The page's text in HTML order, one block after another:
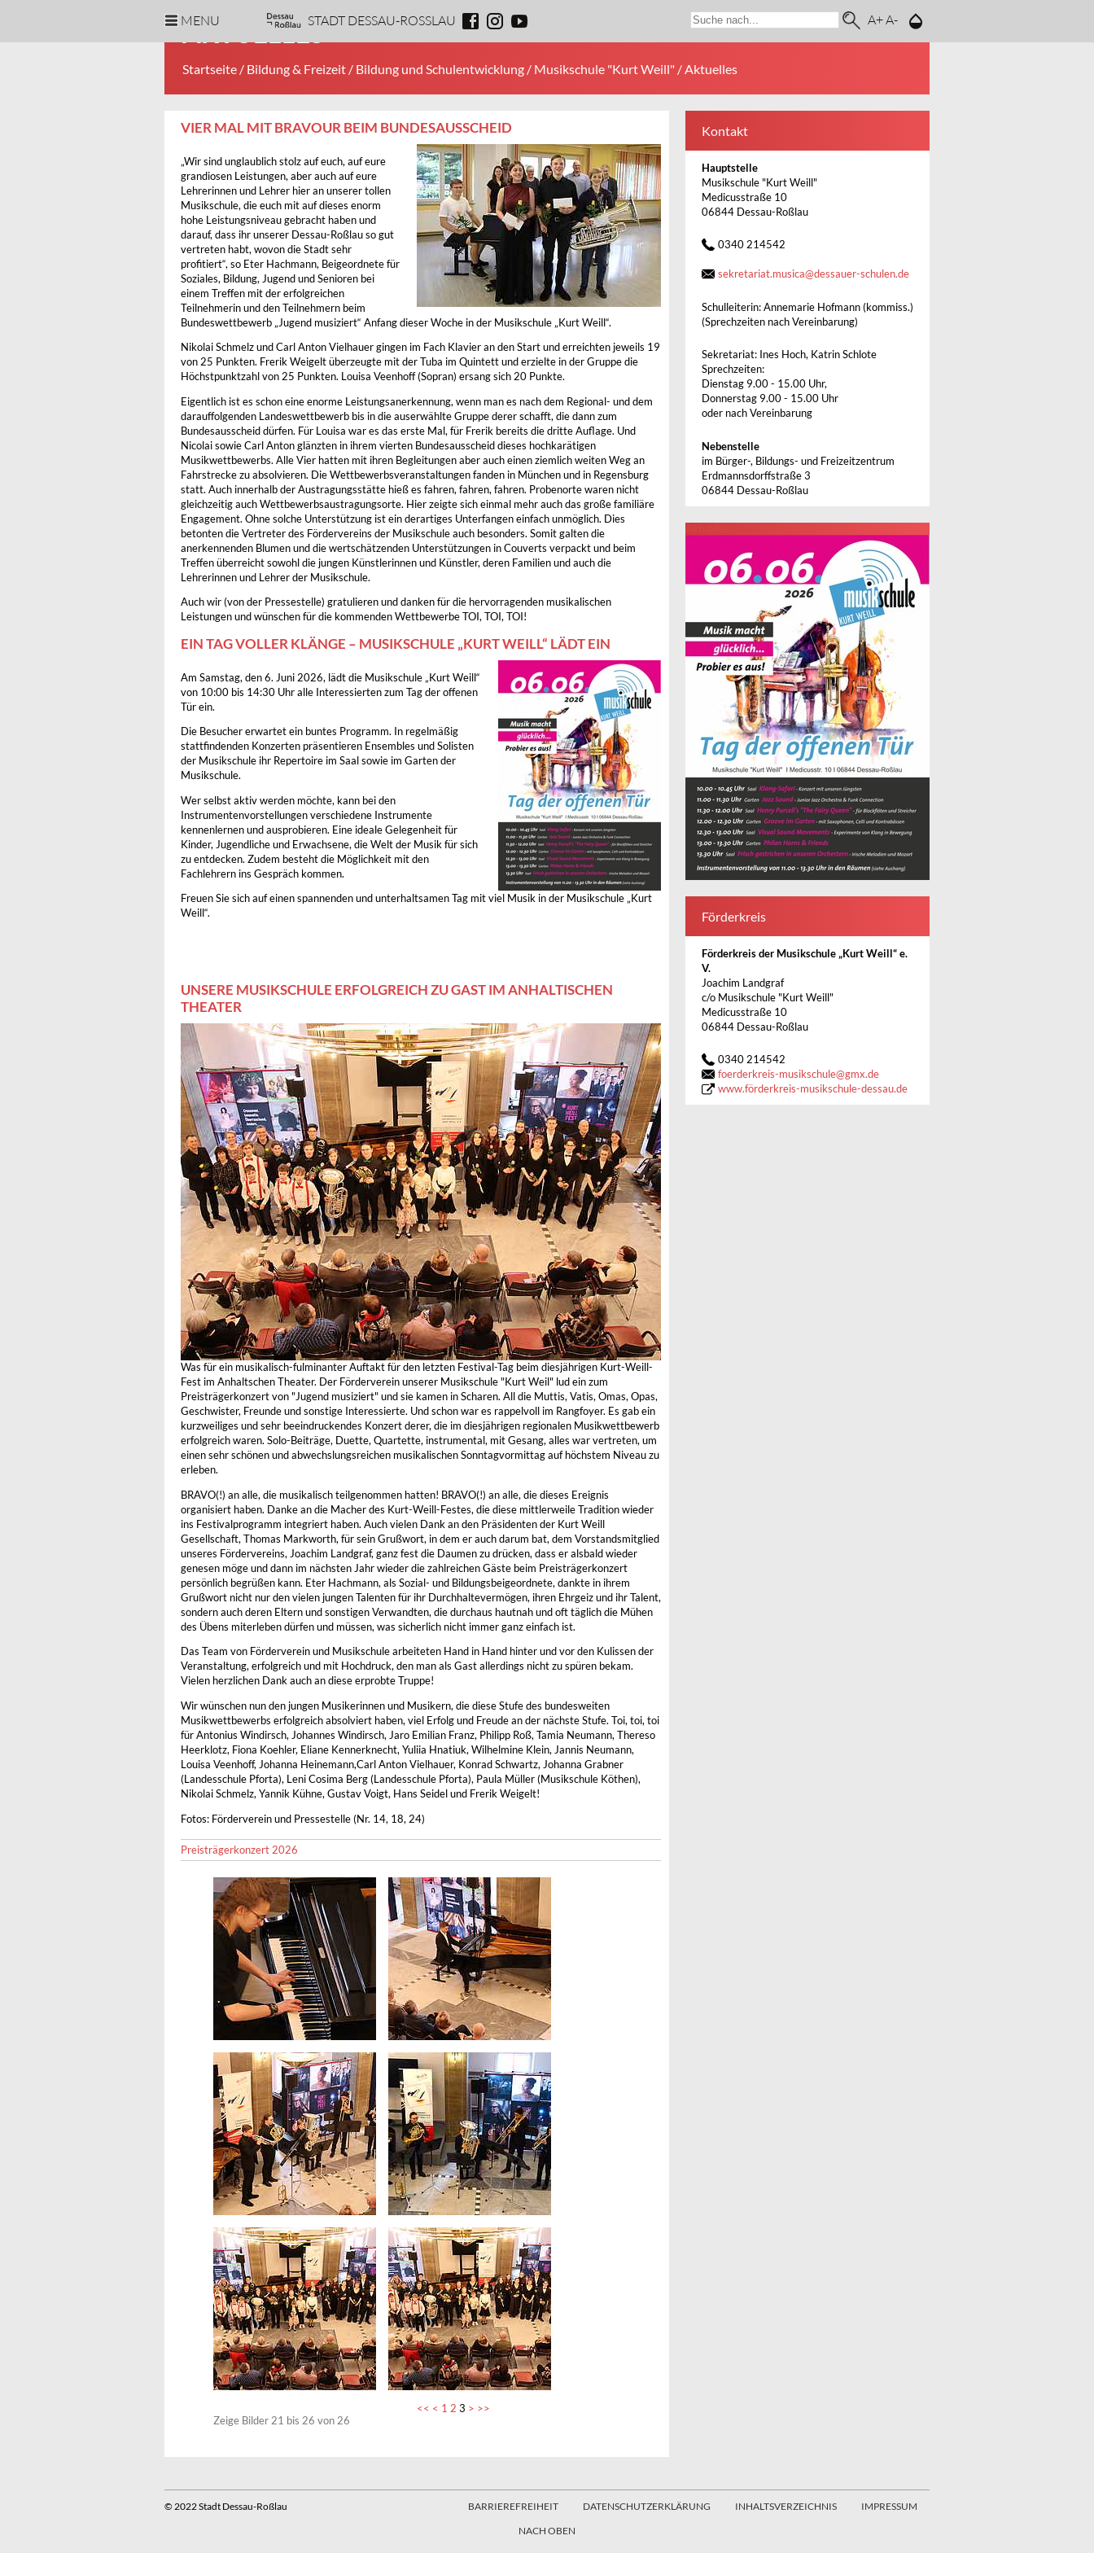
MENU STADT DESSAU-ROSSLAU A+A-
AKTUELLES
Startseite / Bildung & Freizeit / Bildung und Schulentwicklung / Musikschule "Kurt Weill" / Aktuelles
VIER MAL MIT BRAVOUR BEIM BUNDESAUSSCHEID
„Wir sind unglaublich stolz auf euch, auf eure
grandiosen Leistungen, aber auch auf eure
Lehrerinnen und Lehrer hier an unserer tollen
Musikschule, die euch mit auf dieses enorm
hohe Leistungsniveau gebracht haben und
darauf, dass ihr unserer Dessau-Roßlau so gut
vertreten habt, wovon die Stadt sehr
profitiert“, so Eter Hachmann, Beigeordnete für
Soziales, Bildung, Jugend und Senioren bei
einem Treffen mit der erfolgreichen
Teilnehmerin und den Teilnehmern beim
Bundeswettbewerb „Jugend musiziert“ Anfang dieser Woche in der Musikschule „Kurt Weill“.
Nikolai Schmelz und Carl Anton Vielhauer gingen im Fach Klavier an den Start und erreichten jeweils 19
von 25 Punkten. Frerik Weigelt überzeugte mit der Tuba im Quintett und erzielte in der Gruppe die
Höchstpunktzahl von 25 Punkten. Louisa Veenhoff (Sopran) ersang sich 20 Punkte.
Eigentlich ist es schon eine enorme Leistungsanerkennung, wenn man es nach dem Regional- und dem
darauffolgenden Landeswettbewerb bis in die auserwählte Gruppe derer schafft, die dann zum
Bundesausscheid dürfen. Für Louisa war es das erste Mal, für Frerik bereits die dritte Auflage. Und
Nicolai sowie Carl Anton glänzten in ihrem vierten Bundesausscheid dieses hochkarätigen
Musikwettbewerbs. Alle Vier hatten mit ihren Begleitungen aber auch einen ziemlich weiten Weg an
Fahrstrecke zu absolvieren. Die Wettbewerbsveranstaltungen fanden in München und in Regensburg
statt. Auch innerhalb der Austragungsstätte hieß es fahren, fahren, fahren. Probenorte waren nicht
gleichzeitig auch Wettbewerbsaustragungsorte. Hier zeigte sich einmal mehr auch das große familiäre
Engagement. Ohne solche Unterstützung ist ein derartiges Unterfangen einfach unmöglich. Dies
betonten die Vertreter des Fördervereins der Musikschule auch besonders. Somit galten die
anerkennenden Blumen und die wertschätzenden Unterstützungen in Couverts verpackt und beim
Treffen überreicht sowohl die jungen Künstlerinnen und Künstler, deren Familien und auch die
Lehrerinnen und Lehrer der Musikschule.
Auch wir (von der Pressestelle) gratulieren und danken für die hervorragenden musikalischen
Leistungen und wünschen für die kommenden Wettbewerbe TOI, TOI, TOI!
EIN TAG VOLLER KLÄNGE – MUSIKSCHULE „KURT WEILL“ LÄDT EIN
Am Samstag, den 6. Juni 2026, lädt die Musikschule „Kurt Weill“
von 10:00 bis 14:30 Uhr alle Interessierten zum Tag der offenen
Tür ein.
Die Besucher erwartet ein buntes Programm. In regelmäßig
stattfindenden Konzerten präsentieren Ensembles und Solisten
der Musikschule ihr Repertoire im Saal sowie im Garten der
Musikschule.
Wer selbst aktiv werden möchte, kann bei den
Instrumentenvorstellungen verschiedene Instrumente
kennenlernen und ausprobieren. Eine ideale Gelegenheit für
Kinder, Jugendliche und Erwachsene, die Welt der Musik für sich
zu entdecken. Zudem besteht die Möglichkeit mit den
Fachlehrern ins Gespräch kommen.
Freuen Sie sich auf einen spannenden und unterhaltsamen Tag mit viel Musik in der Musikschule „Kurt
Weill“.
UNSERE MUSIKSCHULE ERFOLGREICH ZU GAST IM ANHALTISCHEN
THEATER
Was für ein musikalisch-fulminanter Auftakt für den letzten Festival-Tag beim diesjährigen Kurt-Weill-
Fest im Anhaltschen Theater. Der Förderverein unserer Musikschule "Kurt Weil" lud ein zum
Preisträgerkonzert von "Jugend musiziert" und sie kamen in Scharen. All die Muttis, Vatis, Omas, Opas,
Geschwister, Freunde und sonstige Interessierte. Und schon war es rappelvoll im Rangfoyer. Es gab ein
kurzweiliges und sehr beeindruckendes Konzert derer, die im diesjährigen regionalen Musikwettbewerb
erfolgreich waren. Solo-Beiträge, Duette, Quartette, instrumental, mit Gesang, alles war vertreten, um
einen sehr schönen und abwechslungsreichen musikalischen Sonntagvormittag auf höchstem Niveau zu
erleben.
BRAVO(!) an alle, die musikalisch teilgenommen hatten! BRAVO(!) an alle, die dieses Ereignis
organisiert haben. Danke an die Macher des Kurt-Weill-Festes, die diese mittlerweile Tradition wieder
ins Festivalprogramm integriert haben. Auch vielen Dank an den Präsidenten der Kurt Weill
Gesellschaft, Thomas Markworth, für sein Grußwort, in dem er auch darum bat, dem Vorstandsmitglied
unseres Fördervereins, Joachim Landgraf, ganz fest die Daumen zu drücken, dass er alsbald wieder
genesen möge und dann im nächsten Jahr wieder die zahlreichen Gäste beim Preisträgerkonzert
persönlich begrüßen kann. Eter Hachmann, als Sozial- und Bildungsbeigeordnete, dankte in ihrem
Grußwort nicht nur den vielen jungen Talenten für ihr Durchhaltevermögen, ihren Ehrgeiz und ihr Talent,
sondern auch deren Eltern und sonstigen Verwandten, die durchaus hautnah und oft täglich die Mühen
des Übens miterleben dürfen und müssen, was sicherlich nicht immer ganz einfach ist.
Das Team von Förderverein und Musikschule arbeiteten Hand in Hand hinter und vor den Kulissen der
Veranstaltung, erfolgreich und mit Hochdruck, den man als Gast allerdings nicht zu spüren bekam.
Vielen herzlichen Dank auch an diese erprobte Truppe!
Wir wünschen nun den jungen Musikerinnen und Musikern, die diese Stufe des bundesweiten
Musikwettbewerbs erfolgreich absolviert haben, viel Erfolg und Freude an der nächste Stufe. Toi, toi, toi
für Antonius Windirsch, Johannes Windirsch, Jaro Emilian Franz, Philipp Roß, Tamia Neumann, Thereso
Heerklotz, Fiona Koehler, Eliane Kennerknecht, Yuliia Hnatiuk, Wilhelmine Klein, Jannis Neumann,
Louisa Veenhoff, Johanna Heinemann,Carl Anton Vielhauer, Konrad Schwartz, Johanna Grabner
(Landesschule Pforta), Leni Cosima Berg (Landesschule Pforta), Paula Müller (Musikschule Köthen),
Nikolai Schmelz, Yannik Kühne, Gustav Voigt, Hans Seidel und Frerik Weigelt!
Fotos: Förderverein und Pressestelle (Nr. 14, 18, 24)
Preisträgerkonzert 2026
<< < 1 2 3 > >>
Zeige Bilder 21 bis 26 von 26
Kontakt
Hauptstelle
Musikschule "Kurt Weill"
Medicusstraße 10
06844 Dessau-Roßlau
0340 214542
sekretariat.musica@dessauer-schulen.de
Schulleiterin: Annemarie Hofmann (kommiss.)
(Sprechzeiten nach Vereinbarung)
Sekretariat: Ines Hoch, Katrin Schlote
Sprechzeiten:
Dienstag 9.00 - 15.00 Uhr,
Donnerstag 9.00 - 15.00 Uhr
oder nach Vereinbarung
Nebenstelle
im Bürger-, Bildungs- und Freizeitzentrum
Erdmannsdorffstraße 3
06844 Dessau-Roßlau
Förderkreis
Förderkreis der Musikschule „Kurt Weill“ e.
V.
Joachim Landgraf
c/o Musikschule "Kurt Weill"
Medicusstraße 10
06844 Dessau-Roßlau
0340 214542
foerderkreis-musikschule@gmx.de
www.förderkreis-musikschule-dessau.de
© 2022 Stadt Dessau-Roßlau BARRIEREFREIHEIT DATENSCHUTZERKLÄRUNG INHALTSVERZEICHNIS
IMPRESSUM
NACH OBEN